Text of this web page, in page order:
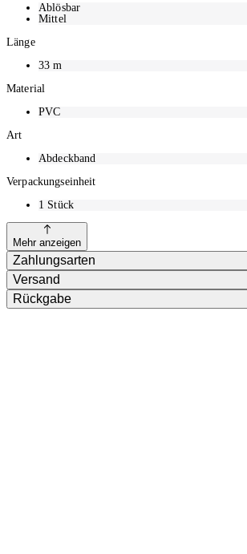
Ablösbar
Mittel
Länge
33m
Material
PVC
Art
Abdeckband
Verpackungseinheit
1 Stück
Mehr anzeigen
Zahlungsarten
Versand
Rückgabe